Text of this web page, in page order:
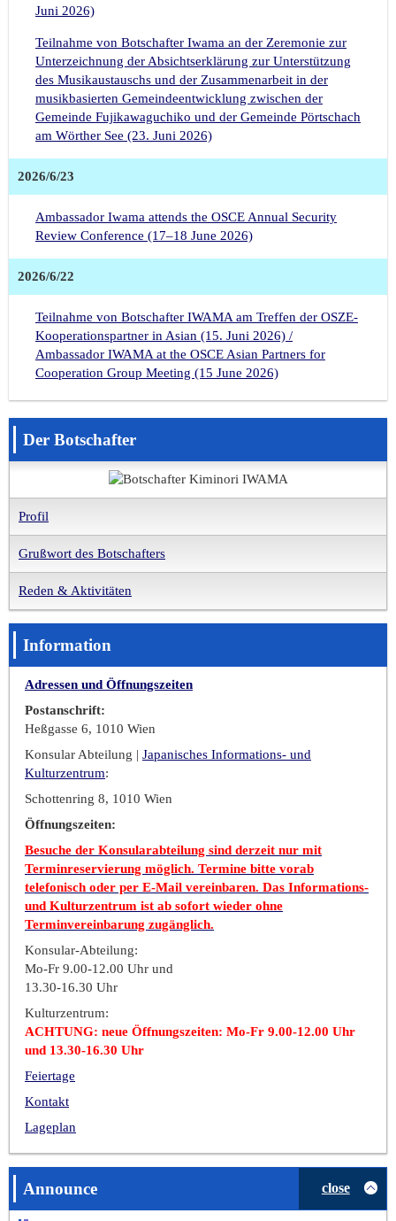
Juni 2026)
Teilnahme von Botschafter Iwama an der Zeremonie zur
Unterzeichnung der Absichtserklärung zur Unterstützung
des Musikaustauschs und der Zusammenarbeit in der
musikbasierten Gemeindeentwicklung zwischen der
Gemeinde Fujikawaguchiko und der Gemeinde Pörtschach
am Wörther See (23. Juni 2026)
2026/6/23
Ambassador Iwama attends the OSCE Annual Security
Review Conference (17–18 June 2026)
2026/6/22
Teilnahme von Botschafter IWAMA am Treffen der OSZE-
Kooperationspartner in Asian (15. Juni 2026) /
Ambassador IWAMA at the OSCE Asian Partners for
Cooperation Group Meeting (15 June 2026)
Der Botschafter
Profil
Grußwort des Botschafters
Reden & Aktivitäten
Information
Adressen und Öffnungszeiten
Postanschrift:
Heßgasse 6, 1010 Wien
Konsular Abteilung | Japanisches Informations- und
Kulturzentrum:
Schottenring 8, 1010 Wien
Öffnungszeiten:
Besuche der Konsularabteilung sind derzeit nur mit
Terminreservierung möglich. Termine bitte vorab
telefonisch oder per E-Mail vereinbaren. Das Informations-
und Kulturzentrum ist ab sofort wieder ohne
Terminvereinbarung zugänglich.
Konsular-Abteilung:
Mo-Fr 9.00-12.00 Uhr und
13.30-16.30 Uhr
Kulturzentrum:
ACHTUNG: neue Öffnungszeiten: Mo-Fr 9.00-12.00 Uhr
und 13.30-16.30 Uhr
Feiertage
Kontakt
Lageplan
Announce close